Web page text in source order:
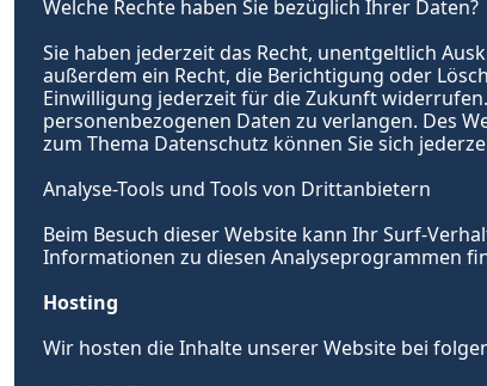
Welche Rechte haben Sie bezüglich Ihrer Daten?
Sie haben jederzeit das Recht, unentgeltlich
außerdem ein Recht, die Berichtigung oder
Einwilligung jederzeit für die Zukunft
personenbezogenen Daten zu verlangen. Des
zum Thema Datenschutz können Sie sich
Analyse-Tools und Tools von Dritt­anbietern
Beim Besuch dieser Website kann Ihr Surf-
Informationen zu diesen Analyseprogrammen
Hosting
Wir hosten die Inhalte unserer Website bei